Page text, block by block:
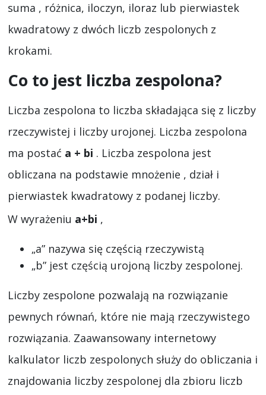
suma , różnica, iloczyn, iloraz lub pierwiastek
kwadratowy z dwóch liczb zespolonych z
krokami.
Co to jest liczba zespolona?
Liczba zespolona to liczba składająca się z liczby
rzeczywistej i liczby urojonej. Liczba zespolona
ma postać a + bi . Liczba zespolona jest
obliczana na podstawie mnożenie , dział i
pierwiastek kwadratowy z podanej liczby.
W wyrażeniu a+bi ,
„a” nazywa się częścią rzeczywistą
„b” jest częścią urojoną liczby zespolonej.
Liczby zespolone pozwalają na rozwiązanie
pewnych równań, które nie mają rzeczywistego
rozwiązania. Zaawansowany internetowy
kalkulator liczb zespolonych służy do obliczania i
znajdowania liczby zespolonej dla zbioru liczb